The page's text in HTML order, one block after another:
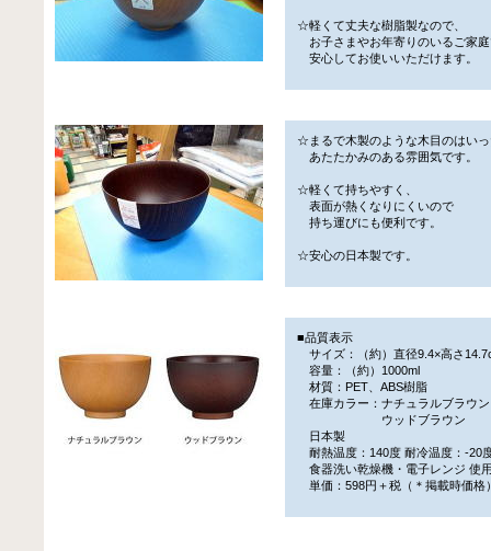
☆軽くて丈夫な樹脂製なので、
お子さまやお年寄りのいるご家
安心してお使いいただけます。
☆まるで木製のような木目のはい
あたたかみのある雰囲気です。
☆軽くて持ちやすく、
表面が熱くなりにくいので
持ち運びにも便利です。
☆安心の日本製です。
■品質表示
サイズ：（約）直径9.4×高さ
容量：（約）1000ml
材質：PET、ABS樹脂
在庫カラー：ナチュラルブラウ
ウッドブラウン
日本製
耐熱温度：140度 耐冷温度：-20
食器洗い乾燥機・電子レンジ 使
単価：598円＋税（＊掲載時価格